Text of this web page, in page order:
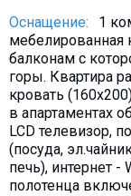
Оснащение:
1
мебeлированная
балконам с
горы. Квартира
кровать
в апартаментах
LCD телевизор,
(посуда,
печь), интернет
полотенца